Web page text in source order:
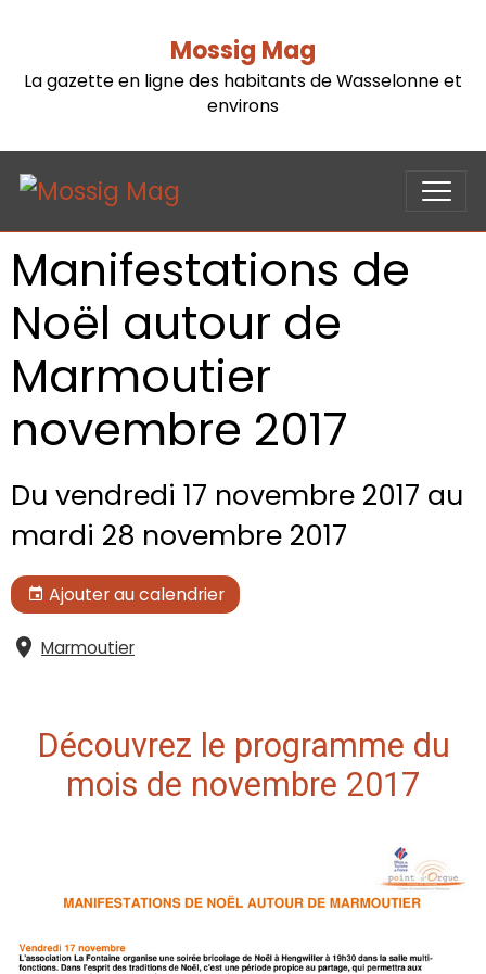
Mossig Mag
La gazette en ligne des habitants de Wasselonne et
environs
Manifestations de
Noël autour de
Marmoutier
novembre 2017
Du vendredi 17 novembre 2017 au
mardi 28 novembre 2017
Ajouter au calendrier
Marmoutier
Découvrez le programme du
mois de novembre 2017